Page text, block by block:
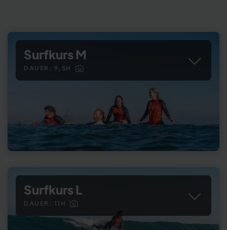
Surfkurs M
DAUER: 9,5H
Surfkurs L
DAUER: 11H